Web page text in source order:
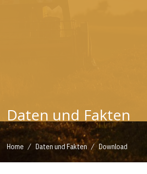
Daten und Fakten
Home / Daten und Fakten / Download